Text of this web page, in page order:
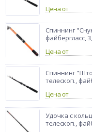
Цена от
Спиннинг
файбергласс,
Цена от
Спиннинг
телескоп.,
Цена от
Удочка с
телескоп.,